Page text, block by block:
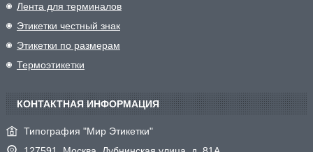
Лента для терминалов
Этикетки честный знак
Этикетки по размерам
Термоэтикетки
КОНТАКТНАЯ ИНФОРМАЦИЯ
Типография "Мир Этикетки"